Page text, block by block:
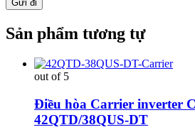
Sản phẩm tương tự
out of 5
Điều hòa Carrier inverter
42QTD/38QUS-DT